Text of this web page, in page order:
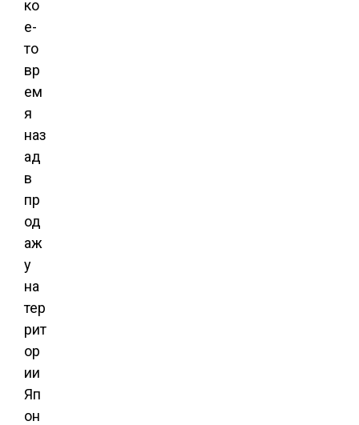
ко
е-
то
вр
ем
я
наз
ад
в
пр
од
аж
у
на
тер
рит
ор
ии
Яп
он